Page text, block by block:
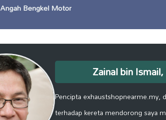
Angah Bengkel Motor
Zainal bin
Pencipta exhaustshopnearme.my,
terhadap kereta mendorong saya